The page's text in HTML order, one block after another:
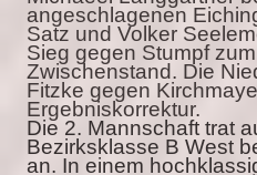
angeschlagenen
Satz und Volker
Sieg gegen Stumpf
Zwischenstand. Die
Fitzke gegen
Ergebniskorrektur.
Die 2. Mannschaft trat
Bezirksklasse B West
an. In einem